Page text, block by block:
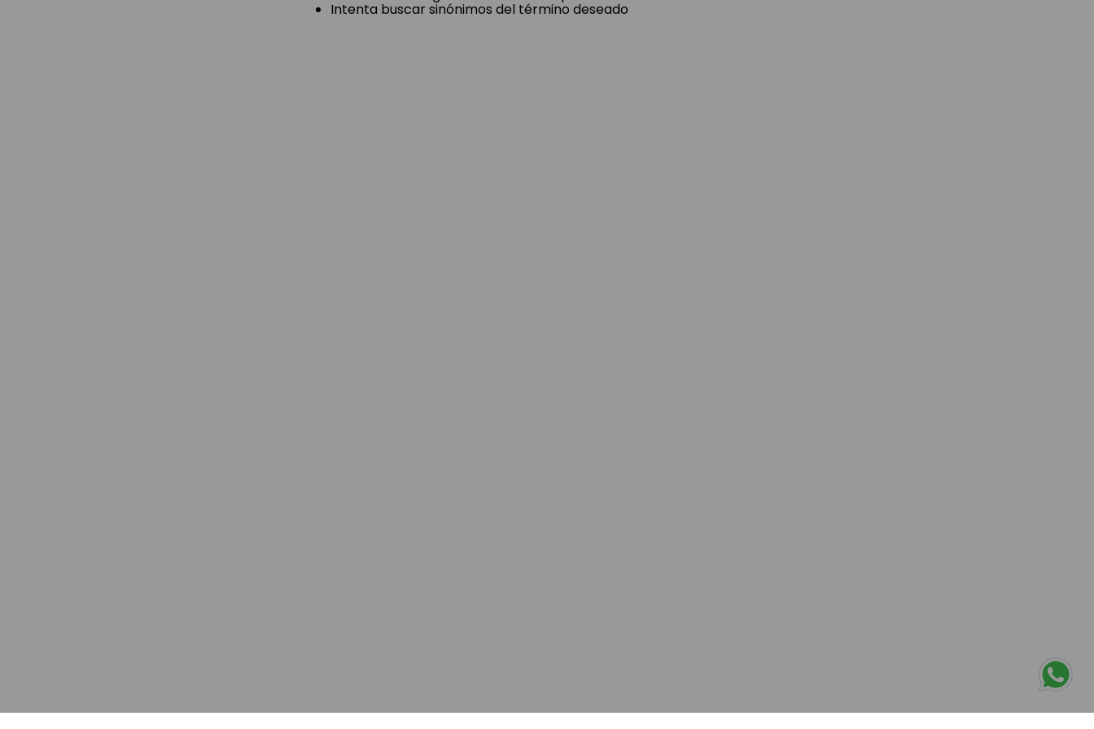
Intenta buscar sinónimos del término deseado